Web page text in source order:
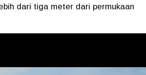
dari tiga meter dari permukaan